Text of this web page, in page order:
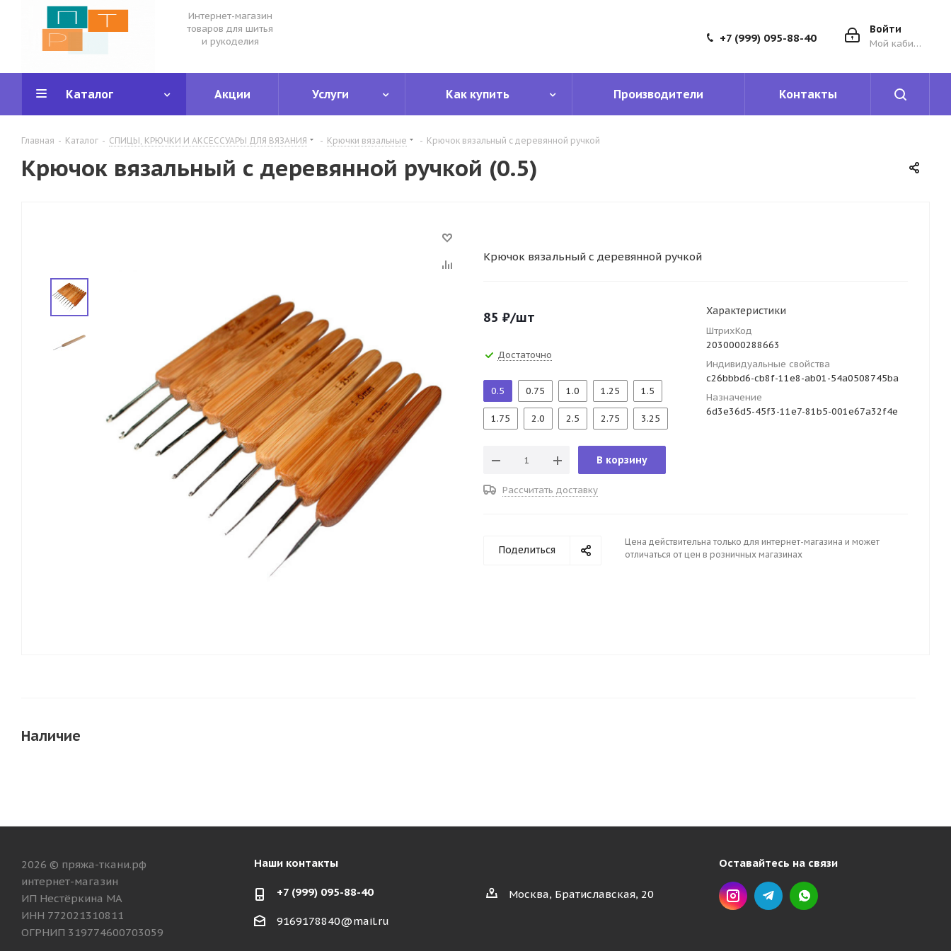
Интернет-магазин
товаров для шитья
и рукоделия
Войти
Мой кабинет
+7 (999) 095-88-40
Каталог Акции Услуги Как купить Производители Контакты
Главная - Каталог - СПИЦЫ, КРЮЧКИ И АКСЕССУАРЫ ДЛЯ ВЯЗАНИЯ - Крючки вязальные - Крючок вязальный с деревянной ручкой
Крючок вязальный с деревянной ручкой (0.5)
Крючок вязальный с деревянной ручкой
85 ₽/шт
Достаточно
0.5 0.75 1.0 1.25 1.5
1.75 2.0 2.5 2.75 3.25
В корзину
Рассчитать доставку
Характеристики
ШтрихКод
2030000288663
Индивидуальные свойства
c26bbbd6-cb8f-11e8-ab01-54a0508745ba
Назначение
6d3e36d5-45f3-11e7-81b5-001e67a32f4e
Поделиться
Цена действительна только для интернет-магазина и может
отличаться от цен в розничных магазинах
Наличие
2026 © пряжа-ткани.рф
интернет-магазин
ИП Нестёркина МА
ИНН 772021310811
ОГРНИП 319774600703059
Наши контакты
+7 (999) 095-88-40
9169178840@mail.ru
Москва, Братиславская, 20
Оставайтесь на связи